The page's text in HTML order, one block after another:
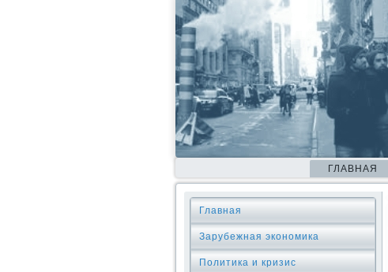
ГЛАВНАЯ
Главная
Зарубежная экономика
Политика и кризис